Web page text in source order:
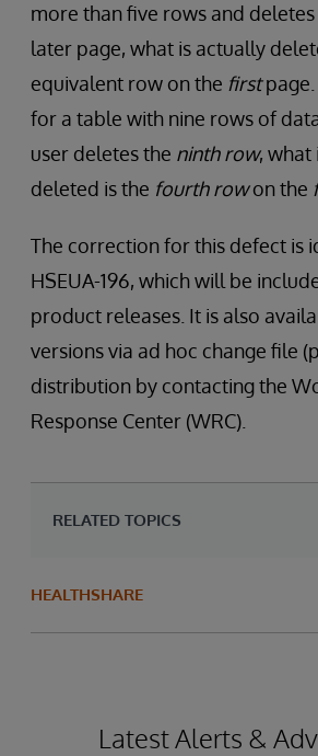
more than five rows and
later page, what is actually
equivalent row on the firstpage.
for a table with nine rows of
user deletes the ninth row, what
deleted is the fourth rowon the
The correction for this defect is
HSEUA-196, which will be
product releases. It is also
versions via ad hoc change file
distribution by contacting the
Response Center (WRC).
RELATED TOPICS
HEALTHSHARE
Latest Alerts &